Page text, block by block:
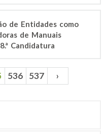
de Entidades como
de Manuais
Candidatura
536 537 ›